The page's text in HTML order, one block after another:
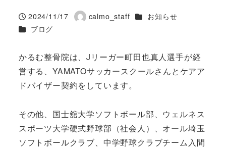
投稿日
2024/11/17
著
calmo_staff カテゴリー
お知らせ
カテゴリー
ブログ
かるむ整骨院は、Jリーガー町田也真人選手が経
営する、YAMATOサッカースクールさんとケアア
ドバイザー契約をしています。
その他、国士舘大学ソフトボール部、ウェルネス
スポーツ大学硬式野球部（社会人）、オール埼玉
ソフトボールクラブ、中学野球クラブチーム入間